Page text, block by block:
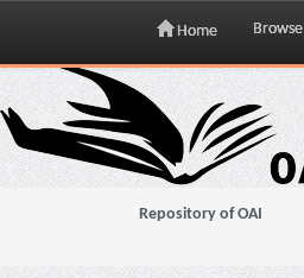
Skip
navigation
Home Browse
Repository of OAI